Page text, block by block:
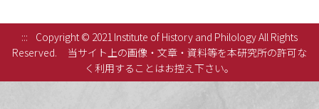
:::
Copyright © 2021 Institute of History and Philology All Rights
Reserved.
当サイト上の画像・文章・資料等を本研究所の許可な
く利用することはお控え下さい。